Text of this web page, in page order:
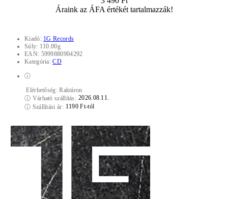
Áraink az ÁFA értékét tartalmazzák!
Kiadó: 1G Records
Súly: 110.00g
EAN: 5999880904292
Kategória:CD
ⓘ
Elérhetőség:Raktáron
ⓘ Várható szállítás: 2026.08.11.
ⓘ Szállítási ár: 1190 Ft-tól